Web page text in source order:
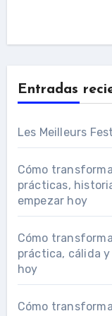
Entradas
Les Meilleurs
Cómo
prácticas,
empezar hoy
Cómo
práctica, cálida
hoy
Cómo